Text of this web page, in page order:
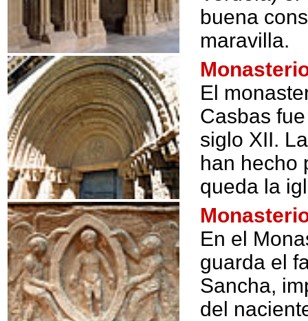
buena
maravilla.
El
Casbas
siglo XII.
han hecho
queda la
En el
guarda el
Sancha,
del